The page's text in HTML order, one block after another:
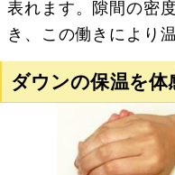
表れます。隙間の密
き、この働きにより
ダウンの保温を体